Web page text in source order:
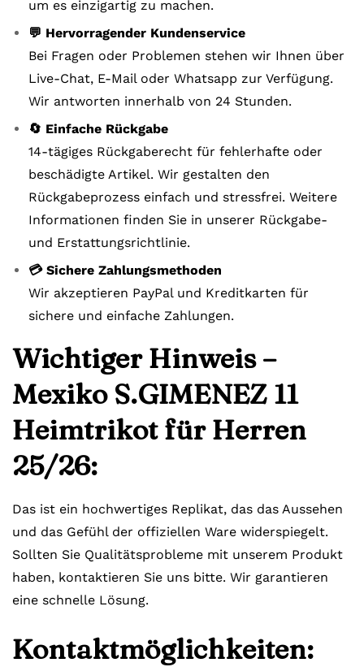
um es einzigartig zu machen.
💬 Hervorragender Kundenservice
Bei Fragen oder Problemen stehen wir Ihnen über
Live-Chat, E-Mail oder Whatsapp zur Verfügung.
Wir antworten innerhalb von 24 Stunden.
🔄 Einfache Rückgabe
14-tägiges Rückgaberecht für fehlerhafte oder
beschädigte Artikel. Wir gestalten den
Rückgabeprozess einfach und stressfrei. Weitere
Informationen finden Sie in unserer Rückgabe-
und Erstattungsrichtlinie.
💳 Sichere Zahlungsmethoden
Wir akzeptieren PayPal und Kreditkarten für
sichere und einfache Zahlungen.
Wichtiger Hinweis –
Mexiko S.GIMENEZ 11
Heimtrikot für Herren
25/26:
Das ist ein hochwertiges Replikat, das das Aussehen
und das Gefühl der offiziellen Ware widerspiegelt.
Sollten Sie Qualitätsprobleme mit unserem Produkt
haben, kontaktieren Sie uns bitte. Wir garantieren
eine schnelle Lösung.
Kontaktmöglichkeiten: